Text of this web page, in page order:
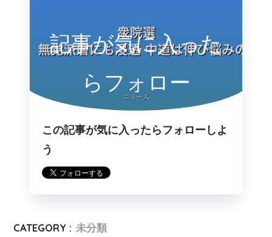
記事が気に入った
らフォロー
この記事が気に入ったらフォローしよ
う
CATEGORY : 未分類